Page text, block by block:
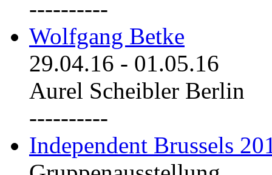
----------
Wolfgang Betke
29.04.16 - 01.05.16
Aurel Scheibler Berlin
----------
Independent Brussels